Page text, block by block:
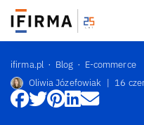
ifirma.pl Blog
E-commerce
Oliwia Józefowiak | 16